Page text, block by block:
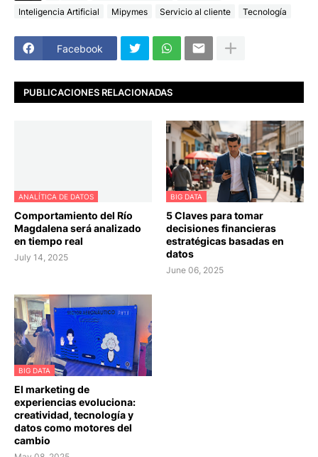
Inteligencia Artificial
Mipymes Servicio al cliente Tecnología
Facebook
PUBLICACIONES RELACIONADAS
ANALÍTICA DE DATOS
Comportamiento del Río
Magdalena será analizado
en tiempo real
July 14, 2025
BIG DATA
5 Claves para tomar
decisiones financieras
estratégicas basadas en
datos
June 06, 2025
BIG DATA
El marketing de
experiencias evoluciona:
creatividad, tecnología y
datos como motores del
cambio